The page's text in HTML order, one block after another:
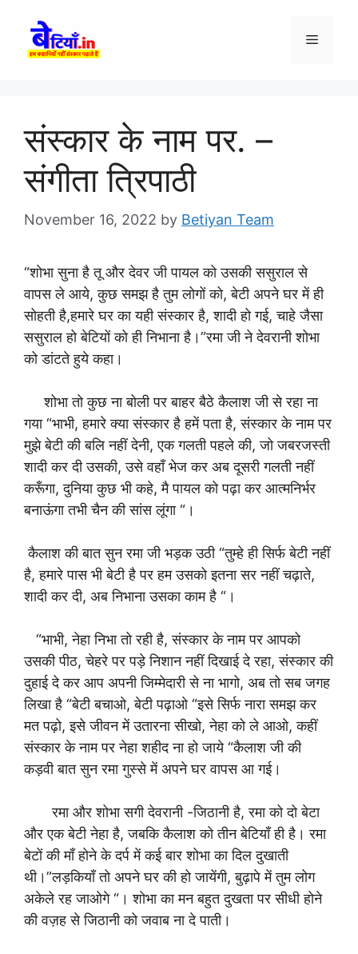
content
Menu
संस्कार के नाम पर. –
संगीता त्रिपाठी
November 16, 2022 by Betiyan Team
“शोभा सुना है तू और देवर जी पायल को उसकी ससुराल से
वापस ले आये, कुछ समझ है तुम लोगों को, बेटी अपने घर में ही
सोहती है,हमारे घर का यही संस्कार है, शादी हो गई, चाहे जैसा
ससुराल हो बेटियों को ही निभाना है।”रमा जी ने देवरानी शोभा
को डांटते हुये कहा।
शोभा तो कुछ ना बोली पर बाहर बैठे कैलाश जी से रहा ना
गया “भाभी, हमारे क्या संस्कार है हमें पता है, संस्कार के नाम पर
मुझे बेटी की बलि नहीं देनी, एक गलती पहले की, जो जबरजस्ती
शादी कर दी उसकी, उसे वहाँ भेज कर अब दूसरी गलती नहीं
करूँगा, दुनिया कुछ भी कहे, मै पायल को पढ़ा कर आत्मनिर्भर
बनाऊंगा तभी चैन की सांस लूंगा “।
कैलाश की बात सुन रमा जी भड़क उठी “तुम्हे ही सिर्फ बेटी नहीं
है, हमारे पास भी बेटी है पर हम उसको इतना सर नहीं चढ़ाते,
शादी कर दी, अब निभाना उसका काम है “।
“भाभी, नेहा निभा तो रही है, संस्कार के नाम पर आपको
उसकी पीठ, चेहरे पर पड़े निशान नहीं दिखाई दे रहा, संस्कार की
दुहाई दे कर आप अपनी जिम्मेदारी से ना भागो, अब तो सब जगह
लिखा है “बेटी बचाओ, बेटी पढ़ाओ “इसे सिर्फ नारा समझ कर
मत पढ़ो, इसे जीवन में उतारना सीखो, नेहा को ले आओ, कहीं
संस्कार के नाम पर नेहा शहीद ना हो जाये “कैलाश जी की
कड़वी बात सुन रमा गुस्से में अपने घर वापस आ गई।
रमा और शोभा सगी देवरानी -जिठानी है, रमा को दो बेटा
और एक बेटी नेहा है, जबकि कैलाश को तीन बेटियाँ ही है। रमा
बेटों की माँ होने के दर्प में कई बार शोभा का दिल दुखाती
थी।”लड़कियाँ तो अपने घर की हो जायेंगी, बुढ़ापे में तुम लोग
अकेले रह जाओगे “। शोभा का मन बहुत दुखता पर सीधी होने
की वज़ह से जिठानी को जवाब ना दे पाती।